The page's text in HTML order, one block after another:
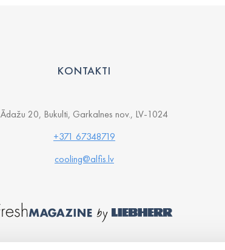
KONTAKTI
Ādažu 20, Bukulti, Garkalnes nov., LV-1024
+371 67348719
cooling@alfis.lv